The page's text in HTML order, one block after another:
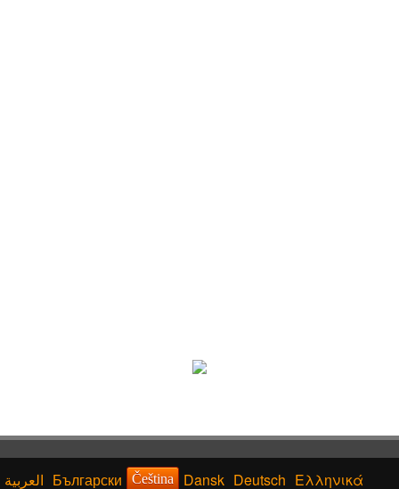
Български Čeština Dansk Deutsch Ελληνικά